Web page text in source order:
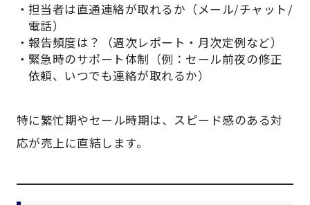
担当者は直通連絡が取れるか（メール/チャット/
電話）
報告頻度は？（週次レポート・月次定例など）
緊急時のサポート体制（例：セール前夜の修正
依頼、いつでも連絡が取れるか）
特に繁忙期やセール時期は、スピード感のある対
応が売上に直結します。